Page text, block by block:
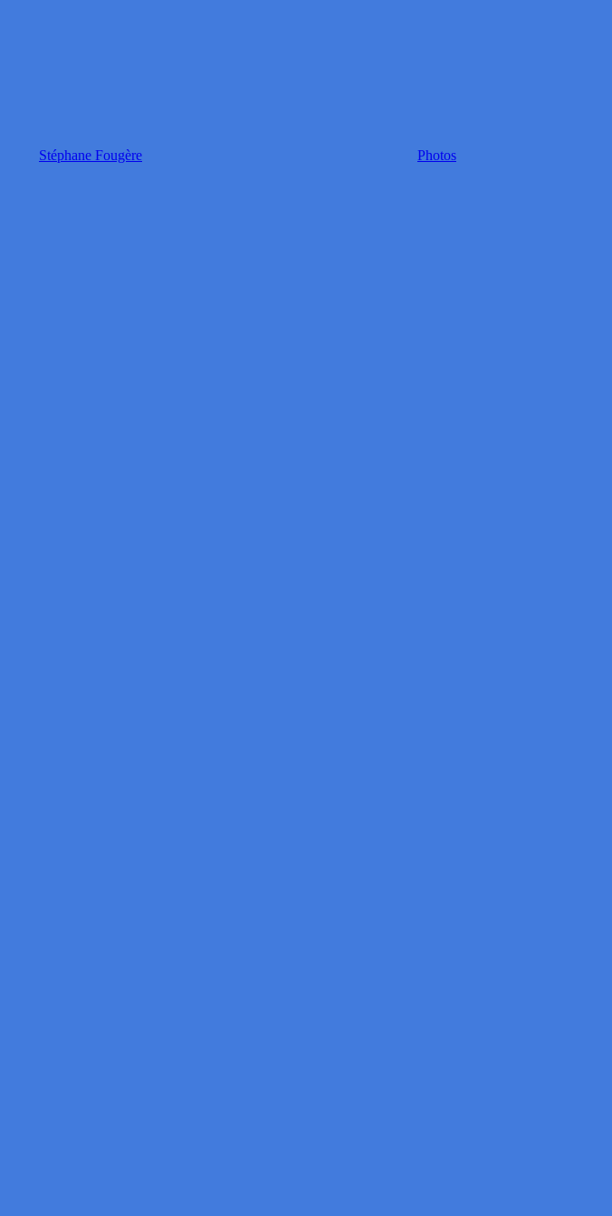
Stéphane Fougère
Photos